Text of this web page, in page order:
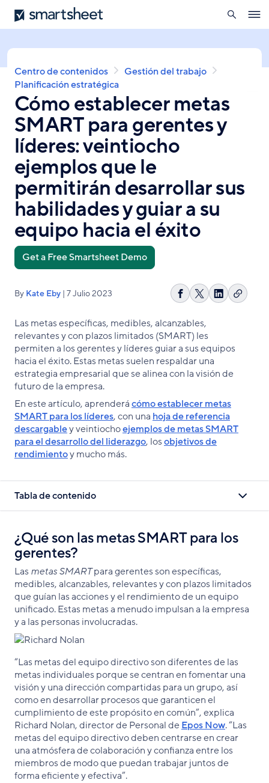
Pasar
al
principal
Smartsheet
búsqueda
Sobrescribir
enlaces
de
ayuda
a
la
navegación
Centro de contenidos
Gestión del trabajo
Planificación estratégica
Cómo establecer metas
SMART para gerentes y
líderes: veintiocho
ejemplos que le
permitirán desarrollar sus
habilidades y guiar a su
equipo hacia el éxito
Get a Free Smartsheet Demo
By Kate Eby | 7 Julio 2023
Compartir
Facebook
Share
X
Compartir
Copiar
Las metas específicas, medibles, alcanzables,
relevantes y con plazos limitados (SMART) les
permiten a los gerentes y líderes guiar a sus equipos
hacia el éxito. Estas metas suelen respaldar una
estrategia empresarial que se alinea con la visión de
futuro de la empresa.
En este artículo, aprenderácómo establecer metas
SMART para los líderes, con una hoja de referencia
descargabley veintiochoejemplos de metas SMART
para el desarrollo del liderazgo, losobjetivos de
rendimientoy mucho más.
Tabla de contenido
¿Qué son las metas SMART para los
gerentes?
Las metas SMARTpara gerentes son específicas,
medibles, alcanzables, relevantes y con plazos limitados
que guían las acciones y el rendimiento de un equipo
unificado. Estas metas a menudo impulsan a la empresa
y a las personas involucradas.
“Las metas del equipo directivo son diferentes de las
metas individuales porque se centran en fomentar una
visión y una dirección compartidas para un grupo, así
como en desarrollar procesos que garanticen el
cumplimiento de este propósito en común”, explica
Richard Nolan, director de Personal deEpos Now. “Las
metas del equipo directivo deben centrarse en crear
una atmósfera de colaboración y confianza entre los
miembros de modo que puedan trabajar juntos de
forma eficiente y efectiva”.